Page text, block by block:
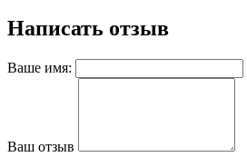
Написать отзыв
Ваше имя:
Ваш отзыв